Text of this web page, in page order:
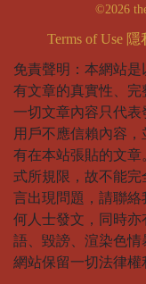
©2026
Terms of Use 隱
免責聲明：本網站
有文章的真實性、
一切文章內容只代表
用戶不應信賴內容
有在本站張貼的文
式所規限，故不能
言出現問題，請聯
何人士發文，同時
語、毀謗、渲染色
網站保留一切法律權